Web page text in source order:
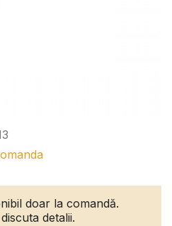
doar la comandă.
detalii.